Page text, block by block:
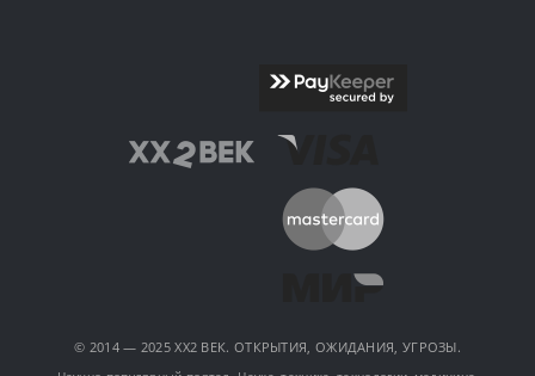
© 2014 — 2025 XX2 ВЕК. ОТКРЫТИЯ, ОЖИДАНИЯ, УГРОЗЫ.